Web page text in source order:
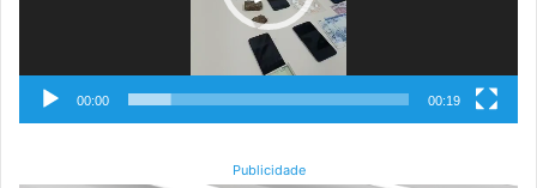
00:00 00:19
Publicidade